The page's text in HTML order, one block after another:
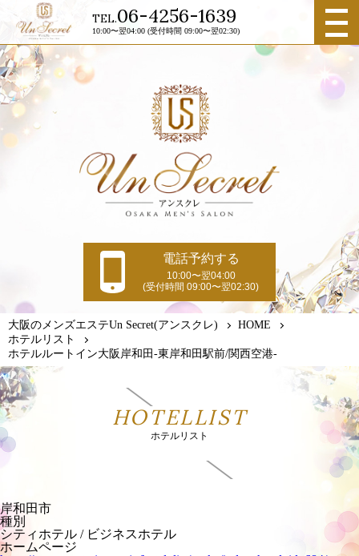
TEL.06-4256-1639
10:00〜翌04:00 (受付時間 09:00〜翌02:30)
メニュ
ー
電話予約する
10:00〜翌04:00
(受付時間 09:00〜翌02:30)
大阪のメンズエステUn Secret(アンスクレ)
HOME
ホテルリスト
ホテルルートイン大阪岸和田-東岸和田駅前/関西空港-
HOTELLIST
ホテルリスト
岸和田市
種別
シティホテル / ビジネスホテル
ホームページ